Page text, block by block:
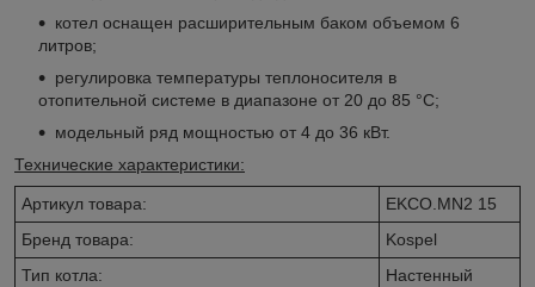
котел оснащен расширительным баком объемом 6
литров;
регулировка температуры теплоносителя в
отопительной системе в диапазоне от 20 до 85 °С;
модельный ряд мощностью от 4 до 36 кВт.
Технические характеристики:
Артикул товара:
EKCO.MN2 15
Бренд товара:
Kospel
Тип котла:
Настенный